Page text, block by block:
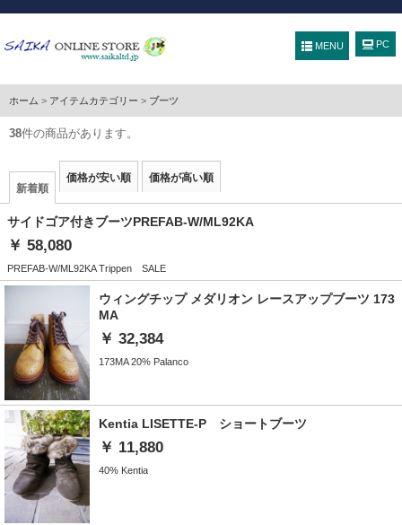
MENU
ホーム > アイテムカテゴリー > ブーツ
38件の商品があります。
新着順
価格が安い順 価格が高い順
サイドゴア付きブーツPREFAB-W/ML92KA
￥ 58,080
PREFAB-W/ML92KA Trippen SALE
ウィングチップ メダリオン レースアップブーツ 173
MA
￥ 32,384
173MA 20% Palanco
Kentia LISETTE-P ショートブーツ
￥ 11,880
40% Kentia